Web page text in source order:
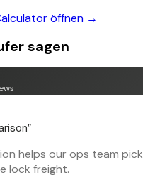
öffnen →
sagen
”
helps our ops team pick
lock freight.